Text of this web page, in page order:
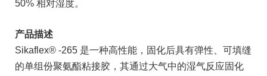
50% 相对湿度。
产品描述
Sikaflex® -265 是一种高性能，固化后具有弹性、可填缝
的单组份聚氨酯粘接胶，其通过大气中的湿气反应固化